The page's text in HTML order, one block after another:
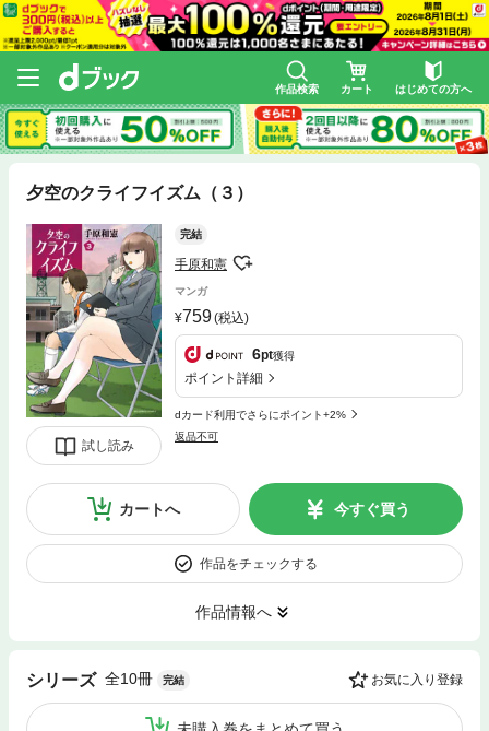
作品検索 カート はじめての方へ
夕空のクライフイズム（３）
試し読み
完結
手原和憲
マンガ
759(税込)
6pt獲得
ポイント詳細
dカード利用でさらにポイント+2%
返品不可
カートへ 今すぐ買う
作品をチェックする
作品情報へ
シリーズ 全10冊 完結 お気に入り登録